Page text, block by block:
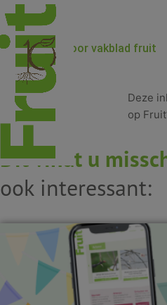
Spring
naar
de
inhoud
hoera voor vakblad fruit
Deze
op
Dit vindt u
ook interessant: